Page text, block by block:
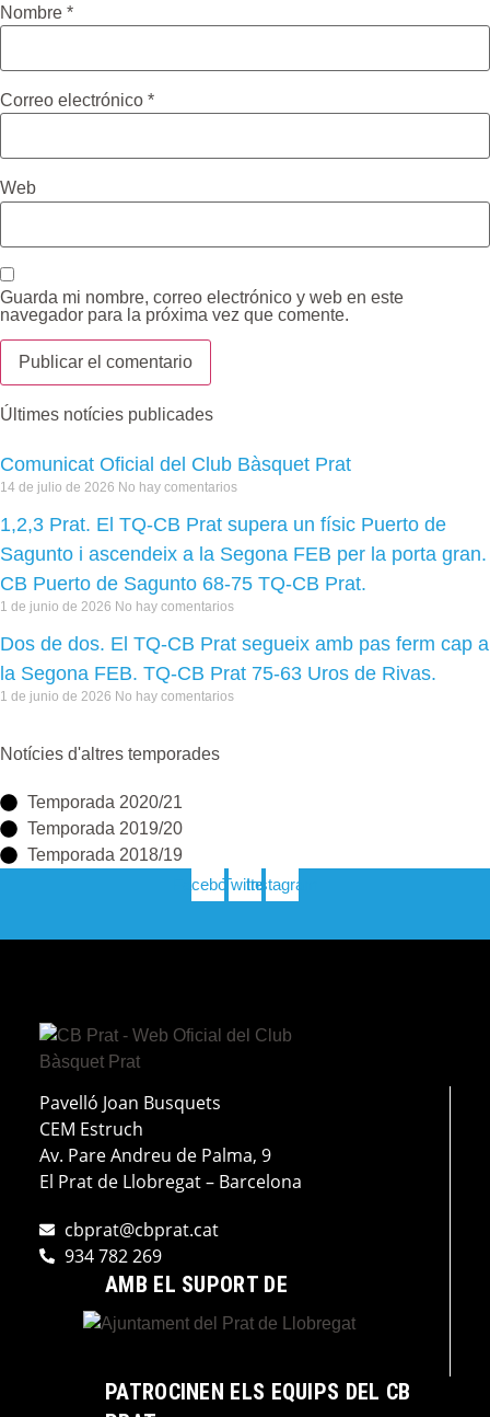
Nombre *
Correo electrónico *
Web
Guarda mi nombre, correo electrónico y web en este
navegador para la próxima vez que comente.
Últimes notícies publicades
Comunicat Oficial del Club Bàsquet Prat
14 de julio de 2026 No hay comentarios
1,2,3 Prat. El TQ-CB Prat supera un físic Puerto de
Sagunto i ascendeix a la Segona FEB per la porta gran.
CB Puerto de Sagunto 68-75 TQ-CB Prat.
1 de junio de 2026 No hay comentarios
Dos de dos. El TQ-CB Prat segueix amb pas ferm cap a
la Segona FEB. TQ-CB Prat 75-63 Uros de Rivas.
1 de junio de 2026 No hay comentarios
Notícies d'altres temporades
Temporada 2020/21
Temporada 2019/20
Temporada 2018/19
FacebookTwitterInstagram
Pavelló Joan Busquets
CEM Estruch
Av. Pare Andreu de Palma, 9
El Prat de Llobregat – Barcelona
cbprat@cbprat.cat
934 782 269
AMB EL SUPORT DE
PATROCINEN ELS EQUIPS DEL CB